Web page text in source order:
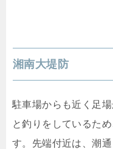
湘南大堤防
駐車場からも近く足
と釣りをしているた
す。先端付近は、潮